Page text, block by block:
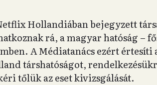
Hollandiában bejegyzett
rá, a magyar hatóság –
A Médiatanács ezért
társhatóságot,
tőlük az eset kivizsgálását.